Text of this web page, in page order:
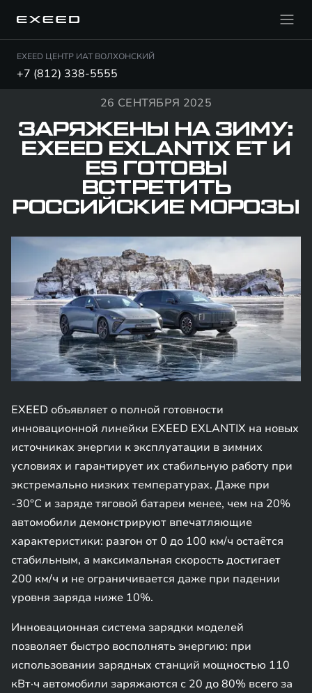
EXEED ЦЕНТР ИАТ ВОЛХОНСКИЙ
+7 (812) 338-5555
26 СЕНТЯБРЯ 2025
ЗАРЯЖЕНЫ НА ЗИМУ:
EXEED EXLANTIX ET И
ES ГОТОВЫ
ВСТРЕТИТЬ
РОССИЙСКИЕ МОРОЗЫ
EXEED объявляет о полной готовности
инновационной линейки EXEED EXLANTIX на новых
источниках энергии к эксплуатации в зимних
условиях и гарантирует их стабильную работу при
экстремально низких температурах. Даже при
-30°C и заряде тяговой батареи менее, чем на 20%
автомобили демонстрируют впечатляющие
характеристики: разгон от 0 до 100 км/ч остаётся
стабильным, а максимальная скорость достигает
200 км/ч и не ограничивается даже при падении
уровня заряда ниже 10%.
Инновационная система зарядки моделей
позволяет быстро восполнять энергию: при
использовании зарядных станций мощностью 110
кВт·ч автомобили заряжаются с 20 до 80% всего за